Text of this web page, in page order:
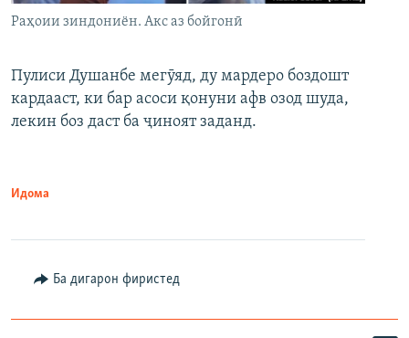
Раҳоии зиндониён. Акс аз бойгонӣ
Пулиси Душанбе мегӯяд, ду мардеро боздошт
кардааст, ки бар асоси қонуни афв озод шуда,
лекин боз даст ба ҷиноят заданд.
Идома
Ба дигарон фиристед